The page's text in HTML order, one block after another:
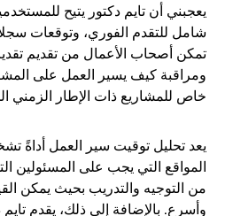
يعجبني أن تايم دكتور يتيح
شامل للتقدم الفوري، وتوقعات
تمكن أصحاب الأعمال من تقديم
ومراقبة كيف يسير العمل على
خاص للمشاريع ذات الإطار الزمني
يعد تحليل توقيت سير العمل أداةً
المواقع التي يجب على المسئولين
من التوجيه والتدريب بحيث يمكن
وأسرع. بالإضافة إلى ذلك، يقدم